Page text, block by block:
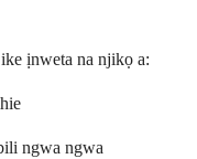
ịnweta na njikọ a:
ngwa ngwa